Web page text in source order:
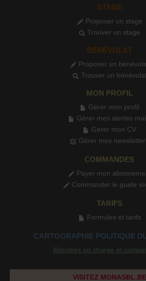
STAGE
Proposer un stage
Trouver un stage
BÉNÉVOLAT
Proposer un
Trouver un
MON PROFIL
Gérer mon profil
Gérer mes alertes
Gérer mon CV
Gérer mes
COMMANDES
Payer mon
Commander le guide
TARIFS
Formules et tarifs
CARTOGRAPHIE POLITIQUE
Ministres en charge et
VISITEZ MONASBL.BE